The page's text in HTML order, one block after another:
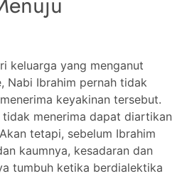
keluarga yang menganut
Nabi Ibrahim pernah tidak
keyakinan tersebut.
menerima dapat diartikan
tetapi, sebelum Ibrahim
kaumnya, kesadaran dan
tumbuh ketika berdialektika